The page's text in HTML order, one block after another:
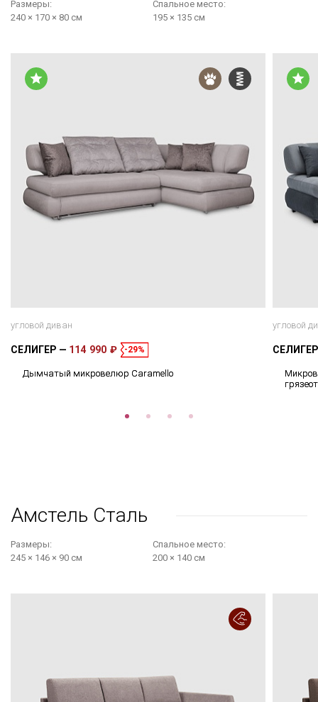
Размеры:
240 × 170 × 80 см
Cпальное место:
195 × 135 см
угловой диван
СЕЛИГЕР 114 990 ₽ -29%
Дымчатый микровелюр Caramello
угловой
Амстель Сталь
Размеры:
245 × 146 × 90 см
Cпальное место:
200 × 140 см